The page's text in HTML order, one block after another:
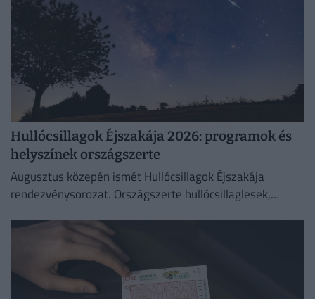
Hullócsillagok Éjszakája 2026: programok és
helyszínek országszerte
Augusztus közepén ismét Hullócsillagok Éjszakája
rendezvénysorozat. Országszerte hullócsillaglesek,
égbolt szerelmeseinek.